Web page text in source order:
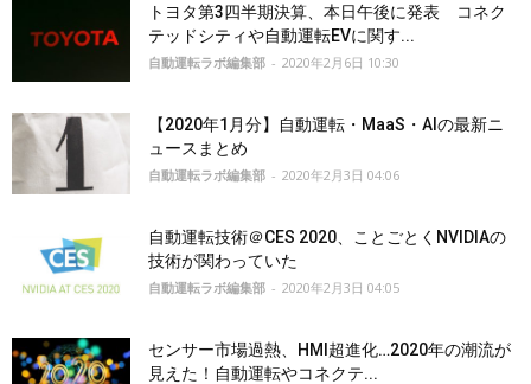
トヨタ第3四半期決算、本日午後に発表 コネク
テッドシティや自動運転EVに関す...
自動運転ラボ編集部 - 2020年2月6日 10:30
【2020年1月分】自動運転・MaaS・AIの最新ニ
ュースまとめ
自動運転ラボ編集部 - 2020年2月3日 04:06
自動運転技術＠CES 2020、ことごとくNVIDIAの
技術が関わっていた
自動運転ラボ編集部 - 2020年2月3日 04:05
センサー市場過熱、HMI超進化…2020年の潮流が
見えた！自動運転やコネクテ...